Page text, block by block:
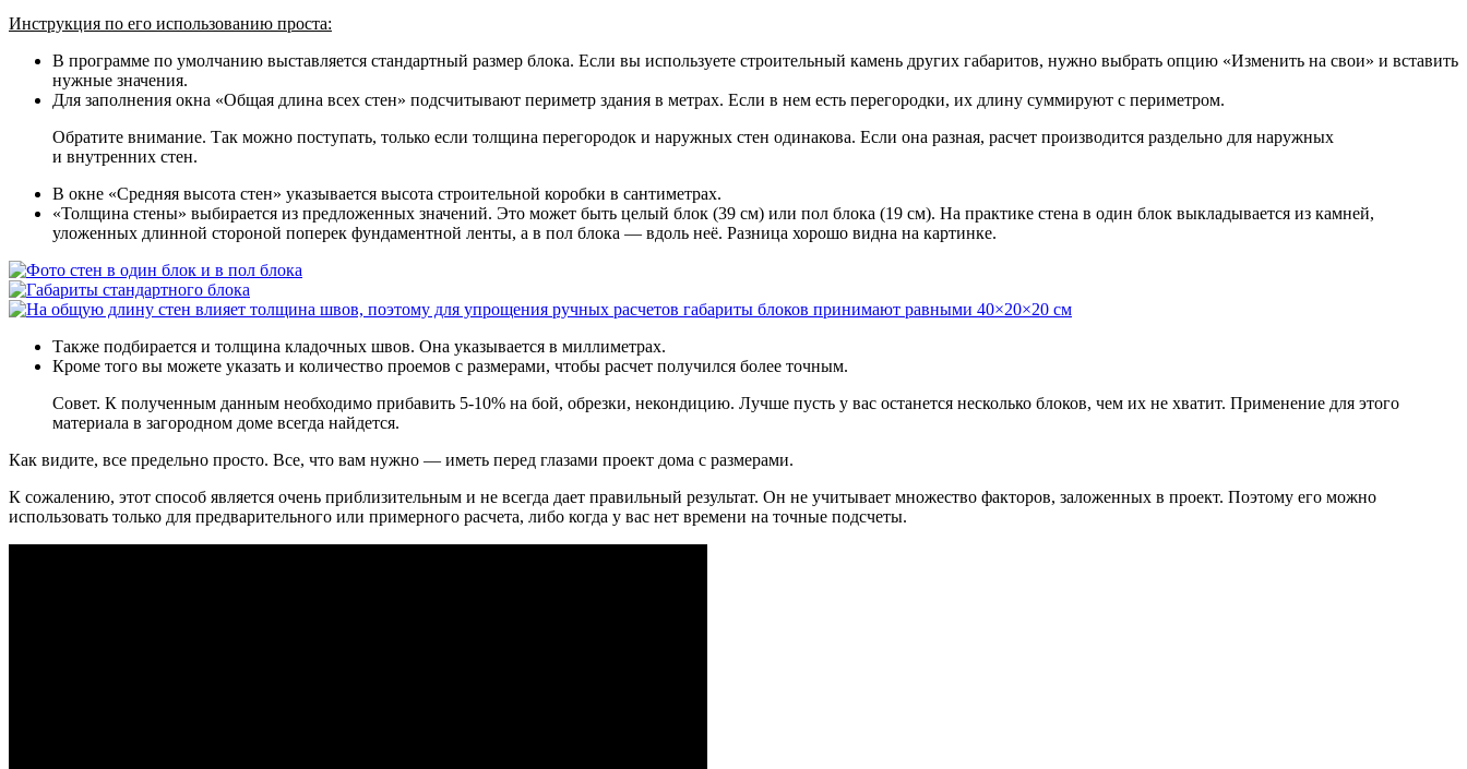
Инструкция по его использованию проста:
В программе по умолчанию выставляется стандартный размер блока. Если вы используете строительный камень других габаритов, нужно выбрать опцию «Изменить на свои» и вставить
нужные значения.
Для заполнения окна «Общая длина всех стен» подсчитывают периметр здания в метрах. Если в нем есть перегородки, их длину суммируют с периметром.
Обратите внимание. Так можно поступать, только если толщина перегородок и наружных стен одинакова. Если она разная, расчет производится раздельно для наружных
и внутренних стен.
В окне «Средняя высота стен» указывается высота строительной коробки в сантиметрах.
«Толщина стены» выбирается из предложенных значений. Это может быть целый блок (39 см) или пол блока (19 см). На практике стена в один блок выкладывается из камней,
уложенных длинной стороной поперек фундаментной ленты, а в пол блока — вдоль неё. Разница хорошо видна на картинке.
Также подбирается и толщина кладочных швов. Она указывается в миллиметрах.
Кроме того вы можете указать и количество проемов с размерами, чтобы расчет получился более точным.
Совет. К полученным данным необходимо прибавить 5-10% на бой, обрезки, некондицию. Лучше пусть у вас останется несколько блоков, чем их не хватит. Применение для этого
материала в загородном доме всегда найдется.
Как видите, все предельно просто. Все, что вам нужно — иметь перед глазами проект дома с размерами.
К сожалению, этот способ является очень приблизительным и не всегда дает правильный результат. Он не учитывает множество факторов, заложенных в проект. Поэтому его можно
использовать только для предварительного или примерного расчета, либо когда у вас нет времени на точные подсчеты.